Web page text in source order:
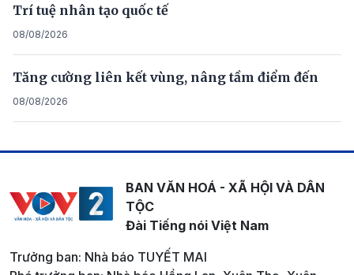
Trí tuệ nhân tạo quốc tế
08/08/2026
Tăng cường liên kết vùng, nâng tầm điểm đến
08/08/2026
BAN VĂN HOÁ - XÃ HỘI VÀ DÂN
TỘC
Đài Tiếng nói Việt Nam
Trưởng ban: Nhà báo TUYẾT MAI